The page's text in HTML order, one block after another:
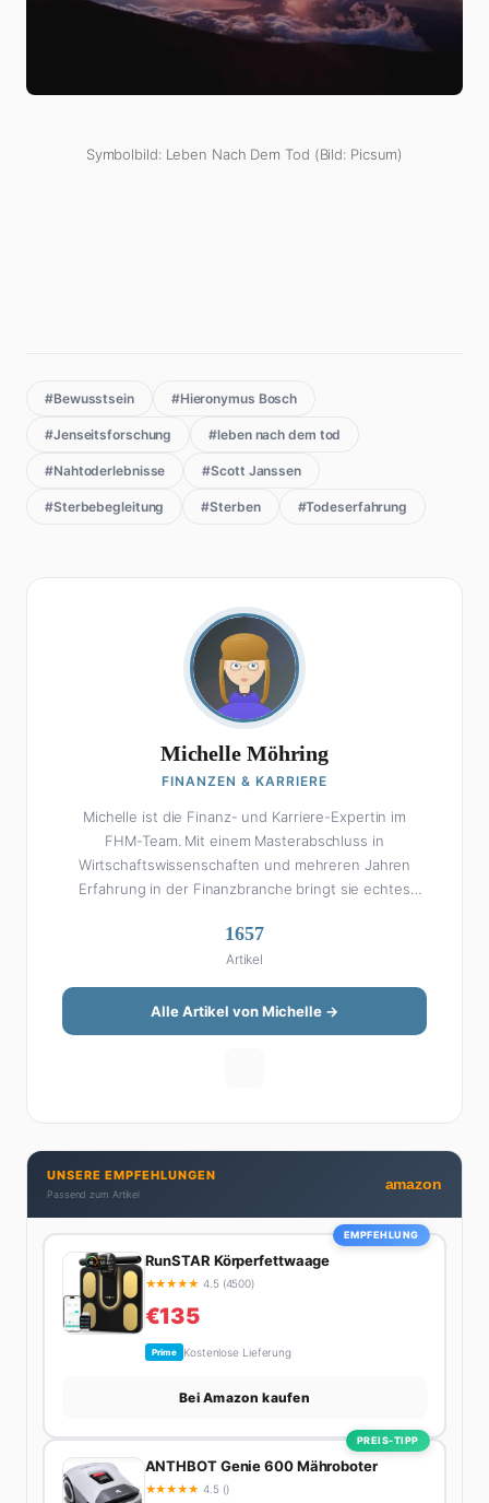
Symbolbild: Leben Nach Dem Tod (Bild: Picsum)
#Bewusstsein #Hieronymus Bosch
#Jenseitsforschung #leben nach dem tod
#Nahtoderlebnisse #Scott Janssen
#Sterbebegleitung #Sterben #Todeserfahrung
Michelle Möhring
FINANZEN & KARRIERE
Michelle ist die Finanz- und Karriere-Expertin im
FHM-Team. Mit einem Masterabschluss in
Wirtschaftswissenschaften und mehreren Jahren
Erfahrung in der Finanzbranche bringt sie echtes
Michelle klingt Altersvorsorge nicht wie eine
Steuererklärung. Ihre Stärke liegt darin, komplexe
Finanzthemen so aufzubereiten, dass sie jeder
versteht – ohne Fachchinesisch, dafür mit konkreten
Tipps zum Umsetzen. Von ETF-Strategien über
Privatleben unter einen Hut bekommt. Privat ist sie
bekennende Kaffee-Süchtige (3+ Tassen am Tag,
Minimum), Podcast-Hörerin und verbringt ihre
Wochenenden am liebsten in der Natur oder auf dem
1657
Artikel
Alle Artikel von Michelle →
UNSERE EMPFEHLUNGEN
Passend zum Artikel
amazon
EMPFEHLUNG
RunSTAR Körperfettwaage
★★★★★ 4.5 (4500)
€135
Prime Kostenlose Lieferung
Bei Amazon kaufen
PREIS-TIPP
ANTHBOT Genie 600 Mähroboter
★★★★★ 4.5 ()